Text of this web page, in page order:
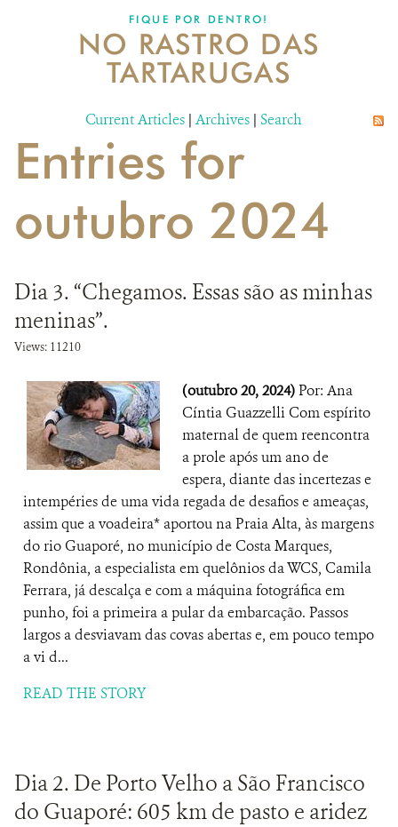
FIQUE POR DENTRO!
NO RASTRO DAS
TARTARUGAS
Current Articles | Archives | Search
Entries for
outubro 2024
Dia 3. “Chegamos. Essas são as minhas
meninas”.
Views: 11210
(outubro 20, 2024)Por: Ana
Cíntia Guazzelli Com espírito
maternal de quem reencontra
a prole após um ano de
espera, diante das incertezas e
intempéries de uma vida regada de desafios e ameaças,
assim que a voadeira* aportou na Praia Alta, às margens
do rio Guaporé, no município de Costa Marques,
Rondônia, a especialista em quelônios da WCS, Camila
Ferrara, já descalça e com a máquina fotográfica em
punho, foi a primeira a pular da embarcação. Passos
largos a desviavam das covas abertas e, em pouco tempo
a vi d...
READ THE STORY
Dia 2. De Porto Velho a São Francisco
do Guaporé: 605 km de pasto e aridez